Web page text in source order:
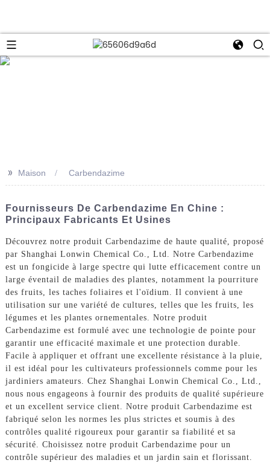
>> Maison Carbendazime
Fournisseurs De Carbendazime En Chine :
Principaux Fabricants Et Usines
Découvrez notre produit Carbendazime de haute qualité, proposé
par Shanghai Lonwin Chemical Co., Ltd. Notre Carbendazime
est un fongicide à large spectre qui lutte efficacement contre un
large éventail de maladies des plantes, notamment la pourriture
des fruits, les taches foliaires et l'oïdium. Il convient à une
utilisation sur une variété de cultures, telles que les fruits, les
légumes et les plantes ornementales. Notre produit
Carbendazime est formulé avec une technologie de pointe pour
garantir une efficacité maximale et une protection durable.
Facile à appliquer et offrant une excellente résistance à la pluie,
il est idéal pour les cultivateurs professionnels comme pour les
jardiniers amateurs. Chez Shanghai Lonwin Chemical Co., Ltd.,
nous nous engageons à fournir des produits de qualité supérieure
et un excellent service client. Notre produit Carbendazime est
fabriqué selon les normes les plus strictes et soumis à des
contrôles qualité rigoureux pour garantir sa fiabilité et sa
sécurité. Choisissez notre produit Carbendazime pour un
contrôle supérieur des maladies et un jardin sain et florissant.